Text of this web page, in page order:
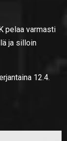
pelaa varmasti
ja silloin
12.4.